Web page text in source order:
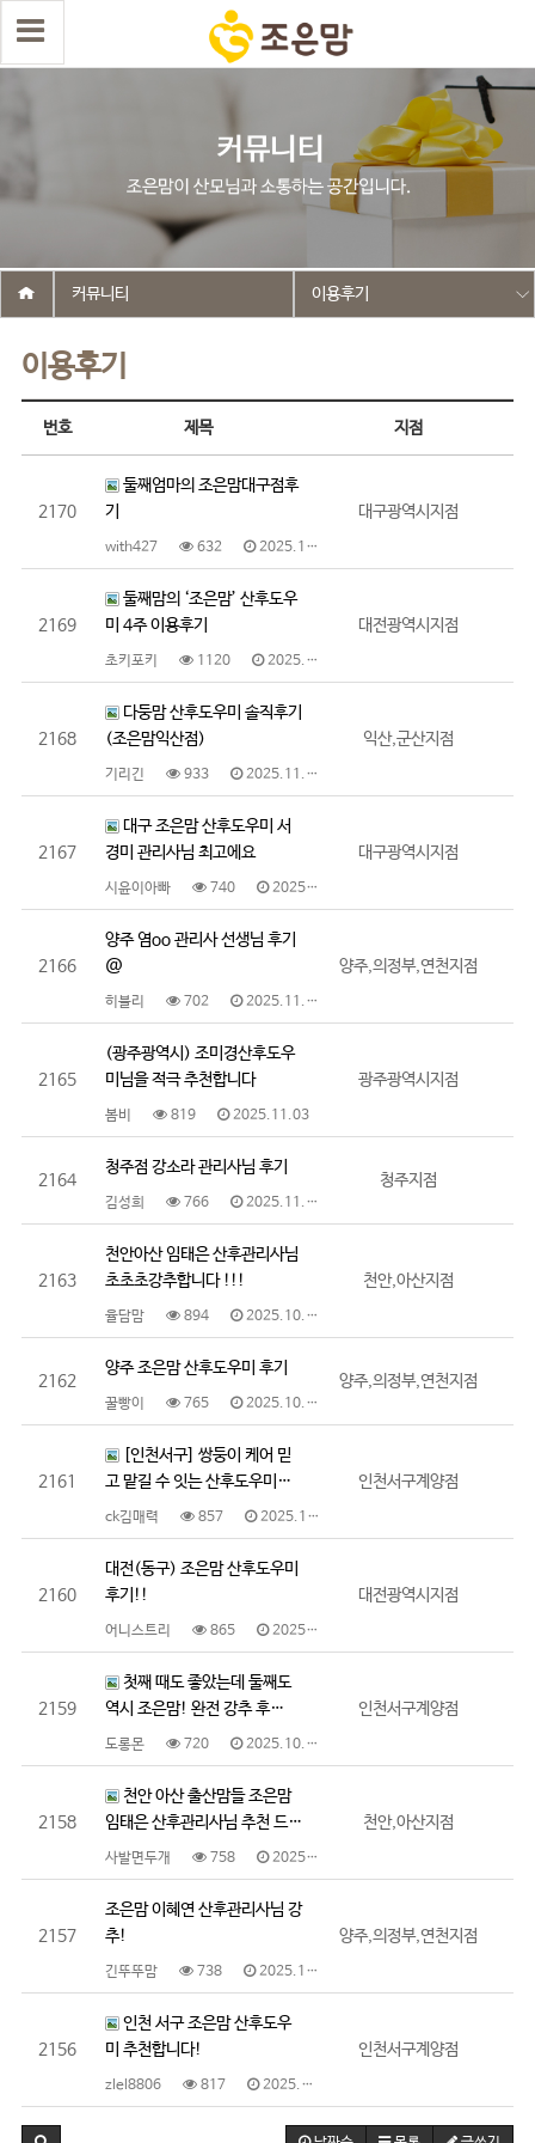
이용후기
커뮤니티 이용후기
번호 제목 지점
2170
둘째엄마의 조은맘대구점후
기
with427 632 2025.11.19
대구광역시지점
2169
둘째맘의 ‘조은맘’ 산후도우
미 4주 이용후기
초키포키 1120 2025.11.10
대전광역시지점
2168
다둥맘 산후도우미 솔직후기
(조은맘익산점)
기리긴 933 2025.11.10
익산,군산지점
2167
대구 조은맘 산후도우미 서
경미 관리사님 최고에요
시윤이아빠 740 2025.11.10
대구광역시지점
2166
양주 염oo 관리사 선생님 후기
@
히블리 702 2025.11.08
양주,의정부,연천지점
2165
(광주광역시) 조미경산후도우
미님을 적극 추천합니다
봄비 819 2025.11.03
광주광역시지점
2164
청주점 강소라 관리사님 후기
김성희 766 2025.11.03
청주지점
2163
천안아산 임태은 산후관리사님
초초초강추합니다 !!!
율담맘 894 2025.10.28
천안,아산지점
2162
양주 조은맘 산후도우미 후기
꿀빵이 765 2025.10.25
양주,의정부,연천지점
2161
[인천서구] 쌍둥이 케어 믿
고 맡길 수 잇는 산후도우미…
ck김매력 857 2025.10.22
인천서구계양점
2160
대전(동구) 조은맘 산후도우미
후기!!
어니스트리 865 2025.10.22
대전광역시지점
2159
첫째 때도 좋았는데 둘째도
역시 조은맘! 완전 강추 후…
도롱몬 720 2025.10.22
인천서구계양점
2158
천안 아산 출산맘들 조은맘
임태은 산후관리사님 추천 드…
사발면두개 758 2025.10.15
천안,아산지점
2157
조은맘 이혜연 산후관리사님 강
추!
긴뚜뚜맘 738 2025.10.10
양주,의정부,연천지점
2156
인천 서구 조은맘 산후도우
미 추천합니다!
zlel8806 817 2025.10.10
인천서구계양점